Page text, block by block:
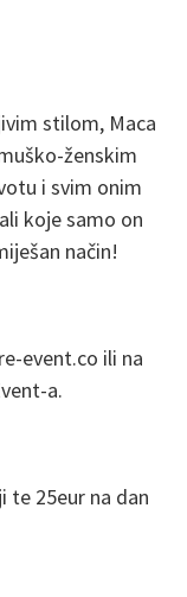
stilom, Maca
ženskim
i svim onim
koje samo on
način!
event.co ili na
a.
te 25eur na dan